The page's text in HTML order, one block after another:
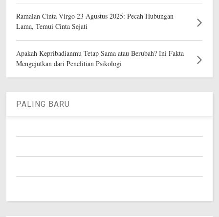
Ramalan Cinta Virgo 23 Agustus 2025: Pecah Hubungan
Lama, Temui Cinta Sejati
Apakah Kepribadianmu Tetap Sama atau Berubah? Ini Fakta
Mengejutkan dari Penelitian Psikologi
PALING BARU